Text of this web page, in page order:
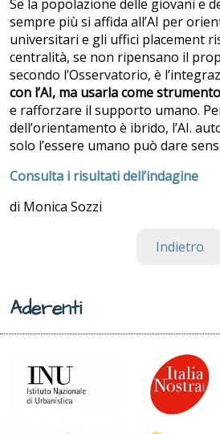
Se la popolazione delle giovani e
sempre più si affida all’AI per
universitari e gli uffici placement
centralità, se non ripensano il
secondo l’Osservatorio, è
con l’AI, ma usarla come
e rafforzare il supporto umano.
dell’orientamento è ibrido, l’AI.
solo l’essere umano può dare
Consulta i risultati dell’indagine
di Monica Sozzi
Indietro
Aderenti